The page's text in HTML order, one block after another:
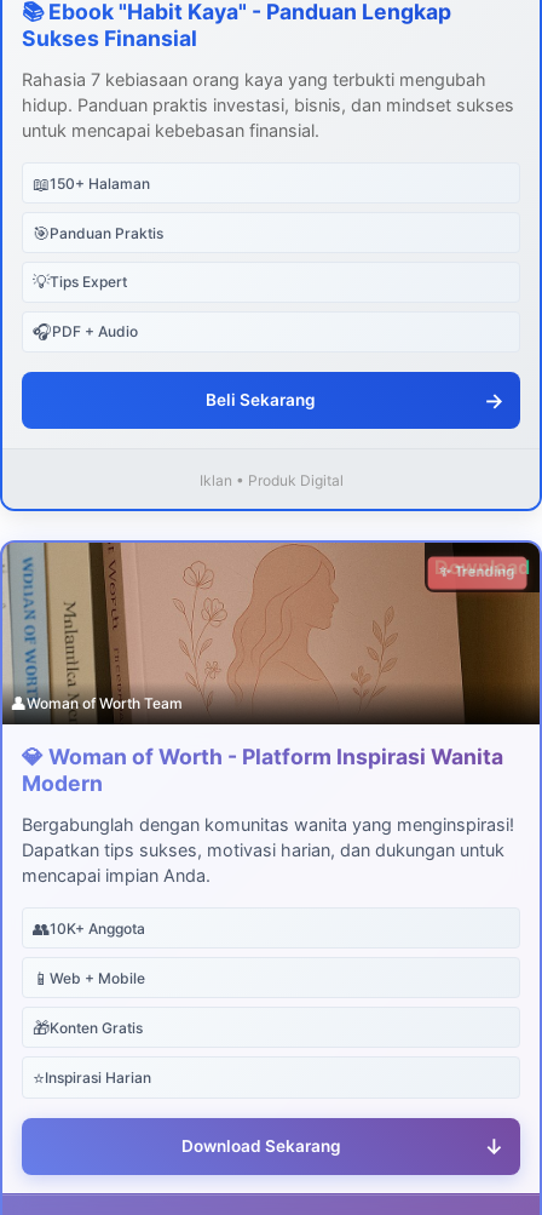
📚 Ebook "Habit Kaya" - Panduan Lengkap
Sukses Finansial
Rahasia 7 kebiasaan orang kaya yang terbukti mengubah
hidup. Panduan praktis investasi, bisnis, dan mindset sukses
untuk mencapai kebebasan finansial.
📖150+ Halaman
🎯Panduan Praktis
💡Tips Expert
🎧PDF + Audio
Beli Sekarang →
Iklan • Produk Digital
Download
✨ Trending
👤Woman of Worth Team
💎 Woman of Worth - Platform Inspirasi Wanita
Modern
Bergabunglah dengan komunitas wanita yang menginspirasi!
Dapatkan tips sukses, motivasi harian, dan dukungan untuk
mencapai impian Anda.
👥10K+ Anggota
📱 Web + Mobile
🎁Konten Gratis
⭐Inspirasi Harian
Download Sekarang ↓